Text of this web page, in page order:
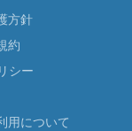
方針
約
シー
用について